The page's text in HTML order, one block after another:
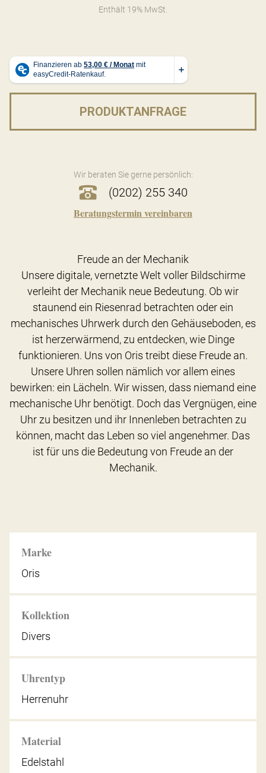
Enthält 19% MwSt.
PRODUKTANFRAGE
Wir beraten Sie gerne persönlich:
(0202) 255 340
Beratungstermin vereinbaren
Marke
Oris
Kollektion
Divers
Uhrentyp
Herrenuhr
Material
Edelstahl
Freude an der Mechanik
Unsere digitale, vernetzte Welt voller Bildschirme
verleiht der Mechanik neue Bedeutung. Ob wir
staunend ein Riesenrad betrachten oder ein
mechanisches Uhrwerk durch den Gehäuseboden, es
ist herzerwärmend, zu entdecken, wie Dinge
funktionieren. Uns von Oris treibt diese Freude an.
Unsere Uhren sollen nämlich vor allem eines
bewirken: ein Lächeln. Wir wissen, dass niemand eine
mechanische Uhr benötigt. Doch das Vergnügen, eine
Uhr zu besitzen und ihr Innenleben betrachten zu
können, macht das Leben so viel angenehmer. Das
ist für uns die Bedeutung von Freude an der
Mechanik.